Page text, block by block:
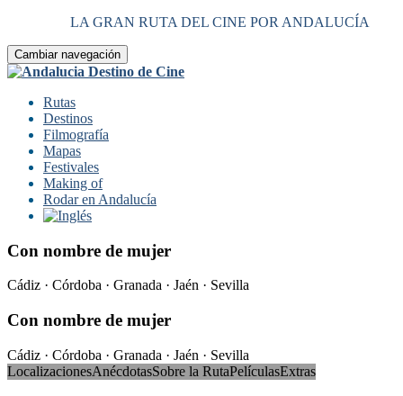
LA GRAN RUTA DEL CINE POR ANDALUCÍA
Cambiar navegación
Rutas
Destinos
Filmografía
Mapas
Festivales
Making of
Rodar en Andalucía
Con nombre de mujer
Cádiz · Córdoba · Granada · Jaén · Sevilla
Con nombre de mujer
Cádiz · Córdoba · Granada · Jaén · Sevilla
LocalizacionesAnécdotasSobre la RutaPelículasExtras